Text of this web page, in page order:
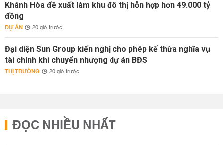
Khánh Hòa đề xuất làm khu đô thị hỗn hợp hơn 49.000 tỷ
đồng
DỰ ÁN 20 giờ trước
Đại diện Sun Group kiến nghị cho phép kế thừa nghĩa vụ
tài chính khi chuyển nhượng dự án BĐS
THỊ TRƯỜNG 20 giờ trước
ĐỌC NHIỀU NHẤT